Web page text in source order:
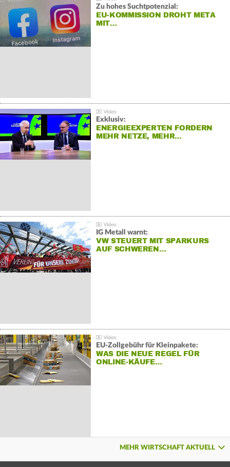
Zu hohes Suchtpotenzial:
EU-KOMMISSION DROHT META
MIT…
Exklusiv:
ENERGIEEXPERTEN FORDERN
MEHR NETZE, MEHR…
IG Metall warnt:
VW STEUERT MIT SPARKURS
AUF SCHWEREN…
EU-Zollgebühr für Kleinpakete:
WAS DIE NEUE REGEL FÜR
ONLINE-KÄUFE…
MEHR WIRTSCHAFT AKTUELL